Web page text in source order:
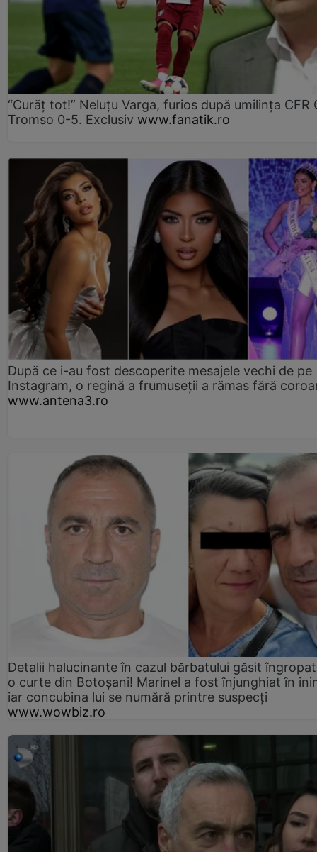
“Curăț tot!” Neluțu Varga, furios după umilința CFR
Tromso 0-5. Exclusiv www.fanatik.ro
După ce i-au fost descoperite mesajele vechi de pe
Instagram, o regină a frumuseții a rămas fără
www.antena3.ro
Detalii halucinante în cazul bărbatului găsit
o curte din Botoșani! Marinel a fost înjunghiat în
iar concubina lui se numără printre suspecți
www.wowbiz.ro